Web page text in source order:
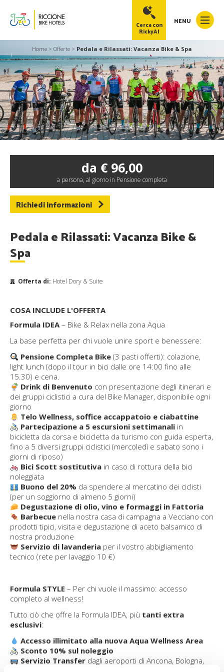
MENU
Cerca con
RickyAI
Home > Offerte > Pedala e Rilassati: Vacanza Bike & Spa
da € 96,00
a persona, al giorno in Pensione completa
Richiedi informazioni
Pedala e Rilassati: Vacanza Bike &
Spa
Offerta di: Hotel Dory & Suite
COSA INCLUDE L'OFFERTA
Formula IDEA – Bike & Relax nella zona Aqua
La base perfetta per chi vuole unire sport e benessere:
Pensione Completa Bike (3 pasti offerti): colazione,
light lunch (dopo il tour in bici dalle ore 14:00 fino alle
15.30) e cena.
Drink di Benvenuto con presentazione degli itinerari e
dei gruppi ciclistici a cura del Bike Manager, disponibile ogni
giorno
Telo Wellness, soffice accappatoio e ciabattine
Partecipazione a 5 escursioni settimanali in
bicicletta da corsa e bicicletta da turismo con guida esperta,
fino a 5 diversi gruppi ciclistici (mercoledì e sabato sono i
giorni di riposo)
Bici Scott sostitutiva in caso di rottura della bici
noleggiata
Buono del 20% da spendere al mercatino dei ciclisti
(per un soggiorno di almeno 5 giorni)
Degustazione di olio, vino e formaggi in Fattoria
Barbecue nella nostra casa di campagna a Vecciano con
prodotti tipici, visita e degustazione di aceto balsamico di
nostra produzione
Servizio di lavanderia per il vostro abbigliamento
tecnico (rete per lavaggio 10 €)
Formula STYLE – Per chi vuole il massimo: accesso
completo al wellness!
Tutto ciò che offre la Formula IDEA, più tanti extra
esclusivi:
Accesso illimitato alla nuova Aqua Wellness Area
Sconto 10% sul noleggio
Servizio Transfer dagli aeroporti di Ancona, Bologna,
RickyAI
Online ×